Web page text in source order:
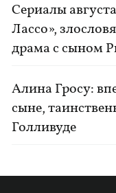
Сериалы
Лассо»,
драма с сыном
Алина Гросу:
сыне,
Голливуде